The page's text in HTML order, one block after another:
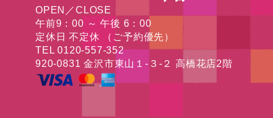
OPEN／CLOSE
午前9：00 ～ 午後 6：00
定休日 不定休 （ご予約優先）
TEL 0120-557-352
920-0831 金沢市東山１-３-２ 高橋花店2階